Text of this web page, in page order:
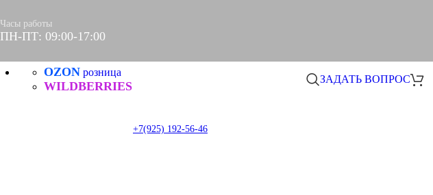
Часы работы
ПН-ПТ: 09:00-17:00
+7(925) 192-56-46
OZON розница
WILDBERRIES
ЗАДАТЬ ВОПРОС